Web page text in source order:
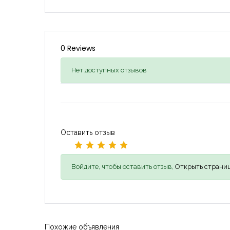
0 Reviews
Нет доступных отзывов
Оставить отзыв
Войдите, чтобы оставить отзыв, Открыть
Похожие объявления